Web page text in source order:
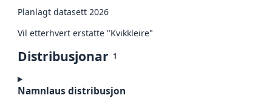
Planlagt datasett 2026
Vil etterhvert erstatte "Kvikkleire"
Distribusjonar 1
Namnlaus distribusjon